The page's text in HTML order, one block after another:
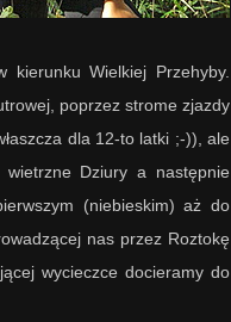
Wielkiej Przehyby.
poprzez strome zjazdy
dla 12-to latki ;-)), ale
Dziury a następnie
(niebieskim) aż do
nas przez Roztokę
wycieczce docieramy do